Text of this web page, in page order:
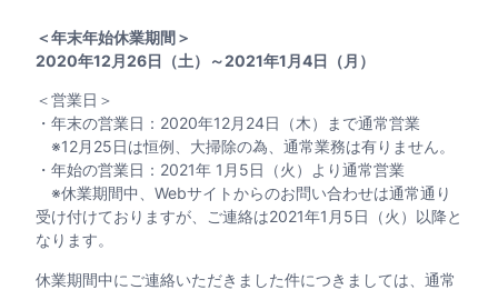
＜年末年始休業期間＞
2020年12月26日（土）～2021年1月4日（月）
＜営業日＞
・年末の営業日：2020年12月24日（木）まで通常営業
※12月25日は恒例、大掃除の為、通常業務は有りません。
・年始の営業日：2021年 1月5日（火）より通常営業
※休業期間中、Webサイトからのお問い合わせは通常通り
受け付けておりますが、ご連絡は2021年1月5日（火）以降と
なります。
休業期間中にご連絡いただきました件につきましては、通常